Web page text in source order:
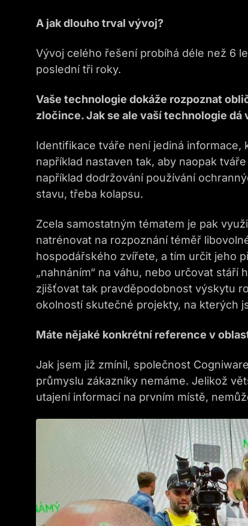
A jak dlouho trval vývoj?
Vývoj celého řešení probíhá déle než 6
poslední tři roky.
Vaše technologie dokáže rozpoznat
zločince. Jak se ale vaší technologie dá
Identifikace tváře není jediná
například nastaven tak, aby naopak
například dodržování používání
stavu, třeba kolapsu.
Zcela samostatným tématem je pak
natrénovat na rozpoznání téměř
hospodářského zvířete, a tím určit jeho
„nahnáním“ na váhu, nebo určovat
zjišťovat tak pravděpodobnost výskytu
okolností skutečné projekty, na kterých
Máte nějaké konkrétní reference v
Jak jsem již zmínil, společnost
průmyslu zákazníky nemáme. Jelikož
utajení informací na prvním místě,